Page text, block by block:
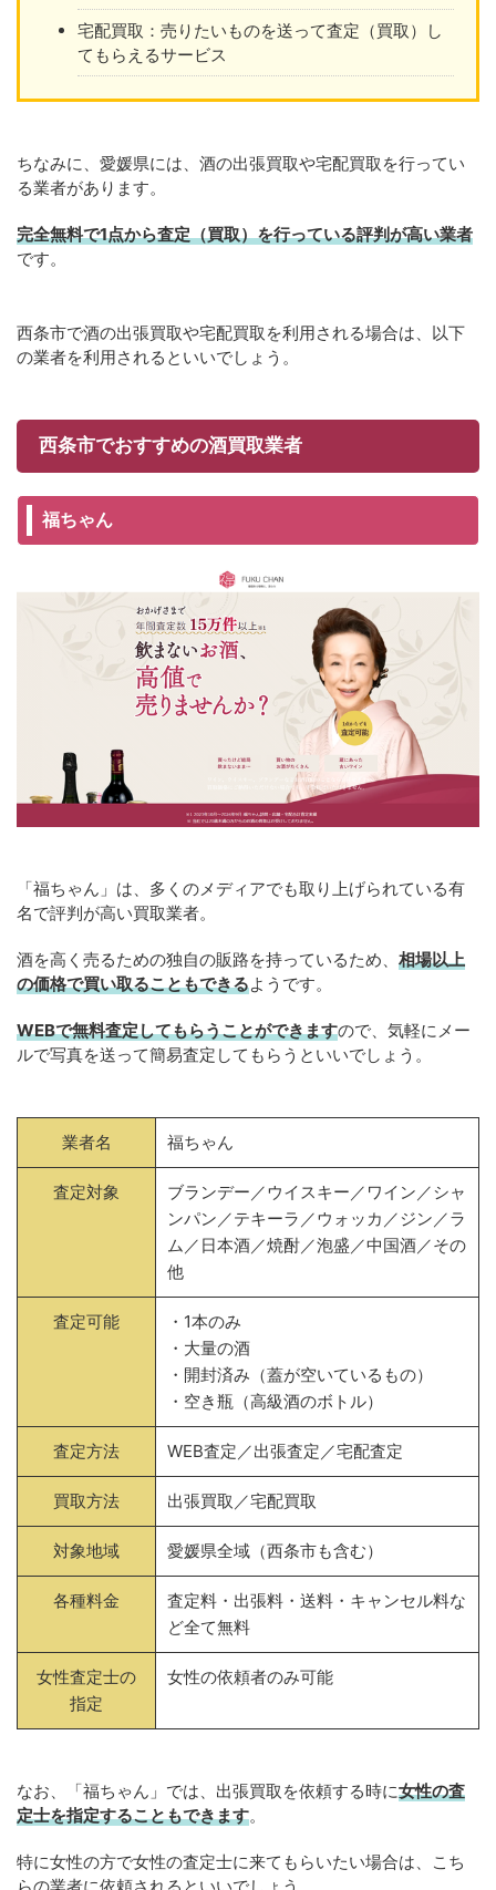
宅配買取：売りたいものを送って査定（買取）し
てもらえるサービス
ちなみに、愛媛県には、酒の出張買取や宅配買取を行ってい
る業者があります。
完全無料で1点から査定（買取）を行っている評判が高い業者
です。
西条市で酒の出張買取や宅配買取を利用される場合は、以下
の業者を利用されるといいでしょう。
西条市でおすすめの酒買取業者
福ちゃん
「福ちゃん」は、多くのメディアでも取り上げられている有
名で評判が高い買取業者。
酒を高く売るための独自の販路を持っているため、 相場以上
の価格で買い取ることもできるようです。
WEBで無料査定してもらうことができますので、気軽にメー
ルで写真を送って簡易査定してもらうといいでしょう。
業者名 福ちゃん
査定対象
ブランデー／ウイスキー／ワイン／シャ
ンパン／テキーラ／ウォッカ／ジン／ラ
ム／日本酒／焼酎／泡盛／中国酒／その
他
査定可能
・1本のみ
・大量の酒
・開封済み（蓋が空いているもの）
・空き瓶（高級酒のボトル）
査定方法 WEB査定／出張査定／宅配査定
買取方法 出張買取／宅配買取
対象地域 愛媛県全域（西条市も含む）
各種料金
査定料・出張料・送料・キャンセル料な
ど全て無料
女性査定士の
指定
女性の依頼者のみ可能
なお、「福ちゃん」では、出張買取を依頼する時に女性の査
定士を指定することもできます。
特に女性の方で女性の査定士に来てもらいたい場合は、こち